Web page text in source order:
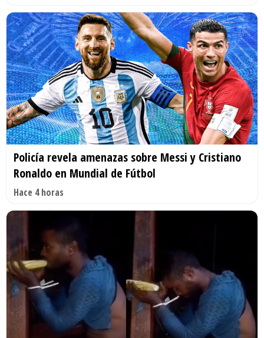
Policía revela amenazas sobre Messi y Cristiano
Ronaldo en Mundial de Fútbol
Hace 4 horas